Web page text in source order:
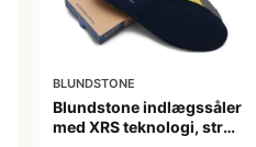
BLUNDSTONE
Blundstone indlægssåler
med XRS teknologi, str